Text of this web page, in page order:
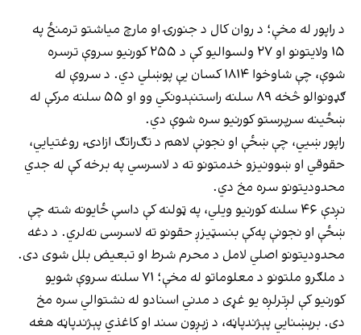
د راپور له مخې؛ د روان کال د جنورۍ او مارچ میاشتو ترمنځ په
۱۵ ولایتونو او ۲۷ ولسوالیو کې د ۲۵۵ کورنیو سروې ترسره
شوې، چې شاوخوا ۱۸۱۴ کسان یې پوښلي دي. د سروې له
ګډونوالو څخه ۸۹ سلنه راستنېدونکي وو او ۵۵ سلنه مرکې له
ښځینه سرپرستو کورنیو سره شوې دي.
راپور ښيي، چې ښځې او نجونې لاهم د تګ‌راتګ ازادۍ، روغتیايي،
حقوقي او ښوونیزو خدمتونو ته د لاسرسي په برخه کې له جدي
محدودیتونو سره مخ دي.
نږدې ۴۶ سلنه کورنیو ویلي، په ټولنه کې داسې ځایونه شته چې
ښځې او نجونې په‌کې بنسټیزږ حقونو ته لاسرسی نه‌لري. د دغه
محدودیتونو اصلي لامل د محرم شرط او تبعیض بلل شوی دی.
د ملګرو ملتونو د معلوماتو له مخې؛ ۷۱ سلنه سروې شویو
کورنیو کې لږترلږه یو غړی د مدني اسنادو له نشتوالي سره مخ
دی. برېښنایي پېژندپاڼه، د زېږون سند او کاغذي پېژندپاڼه هغه